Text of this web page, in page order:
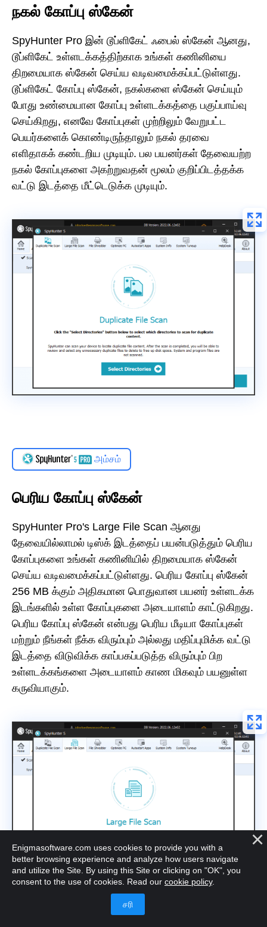
நகல் கோப்பு ஸ்கேன்
SpyHunter Pro இன் டூப்ளிகேட் ஃபைல் ஸ்கேன் ஆனது,
டூப்ளிகேட் உள்ளடக்கத்திற்காக உங்கள் கணினியை
திறமையாக ஸ்கேன் செய்ய வடிவமைக்கப்பட்டுள்ளது.
டூப்ளிகேட் கோப்பு ஸ்கேன், நகல்களை ஸ்கேன் செய்யும்
போது உண்மையான கோப்பு உள்ளடக்கத்தை பகுப்பாய்வு
செய்கிறது, எனவே கோப்புகள் முற்றிலும் வேறுபட்ட
பெயர்களைக் கொண்டிருந்தாலும் நகல் தரவை
எளிதாகக் கண்டறிய முடியும். பல பயனர்கள் தேவையற்ற
நகல் கோப்புகளை அகற்றுவதன் மூலம் குறிப்பிடத்தக்க
வட்டு இடத்தை மீட்டெடுக்க முடியும்.
அம்சம்
பெரிய கோப்பு ஸ்கேன்
SpyHunter Pro's Large File Scan ஆனது
தேவையில்லாமல் டிஸ்க் இடத்தைப் பயன்படுத்தும் பெரிய
கோப்புகளை உங்கள் கணினியில் திறமையாக ஸ்கேன்
செய்ய வடிவமைக்கப்பட்டுள்ளது. பெரிய கோப்பு ஸ்கேன்
256 MB க்கும் அதிகமான பொதுவான பயனர் உள்ளடக்க
இடங்களில் உள்ள கோப்புகளை அடையாளம் காட்டுகிறது.
பெரிய கோப்பு ஸ்கேன் என்பது பெரிய மீடியா கோப்புகள்
மற்றும் நீங்கள் நீக்க விரும்பும் அல்லது மதிப்புமிக்க வட்டு
இடத்தை விடுவிக்க காப்பகப்படுத்த விரும்பும் பிற
உள்ளடக்கங்களை அடையாளம் காண மிகவும் பயனுள்ள
கருவியாகும்.
Enigmasoftware.com uses cookies to provide you with a
better browsing experience and analyze how users navigate
and utilize the Site. By using this Site or clicking on "OK", you
consent to the use of cookies. Read our cookie policy.